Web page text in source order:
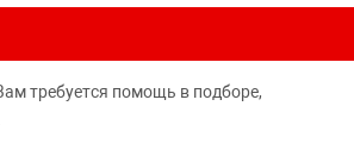
требуется помощь в подборе,